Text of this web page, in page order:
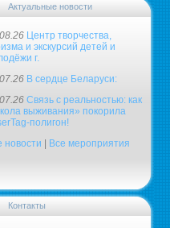
Актуальные новости
Центр творчества,
и экскурсий детей и
г.
В сердце Беларуси:
Связь с реальностью: как
выживания» покорила
полигон!
новости
Все мероприятия
Контакты